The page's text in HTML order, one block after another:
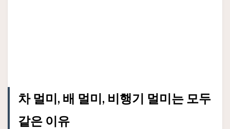
차 멀미, 배 멀미, 비행기 멀미는 모두
같은 이유